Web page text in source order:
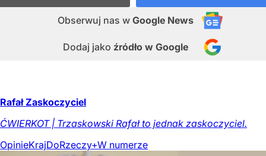
Obserwuj nas w Google News
Dodaj jako źródło w Google
Rafał Zaskoczyciel
ĆWIERKOT | Trzaskowski Rafał to jednak zaskoczyciel.
OpinieKrajDoRzeczy+W numerze